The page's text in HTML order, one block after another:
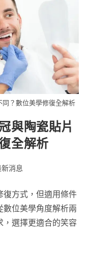
？數位美學修復全解析
與陶瓷貼片
全解析
新消息
復方式，但適用條件
數位美學角度解析兩
，選擇更適合的笑容